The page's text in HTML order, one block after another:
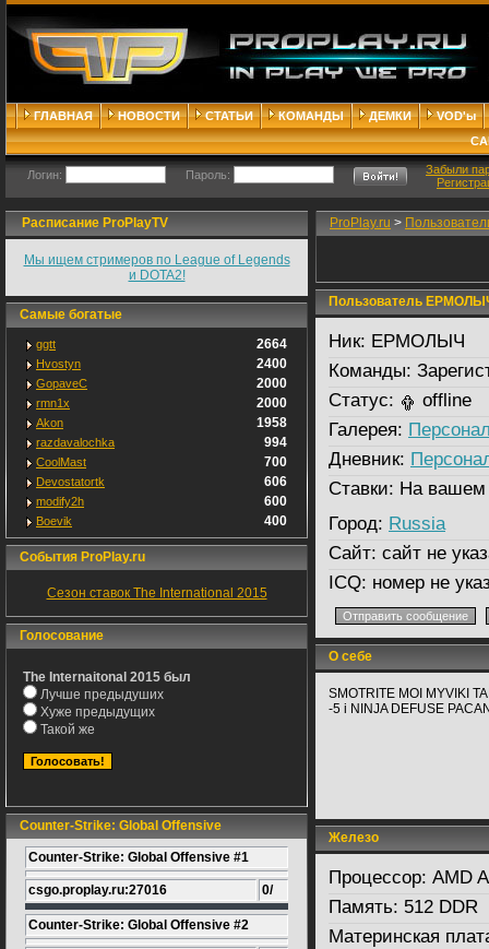
ГЛАВНАЯ НОВОСТИ СТАТЬИ КОМАНДЫ ДЕМКИ
VOD'ы
Логин: Пароль:
Забыли
Расписание ProPlayTV
Мы ищем стримеров по League of Legends
и DOTA2!
Самые богатые
ggtt 2664
Hvostyn 2400
GopaveC 2000
rmn1x 2000
Akon 1958
razdavalochka 994
CoolMast 700
Devostatortk 606
modify2h 600
Boevik 400
События ProPlay.ru
Сезон ставок The International 2015
Голосование
The Internaitonal 2015 был
Лучше предыдуших
Хуже предыдущих
Такой же
Counter-Strike: Global Offensive
Counter-Strike: Global Offensive #1
csgo.proplay.ru:27016 0/
Counter-Strike: Global Offensive #2
ProPlay.ru >
Пользователь
Ник: ЕРМОЛЫЧ
Команды:
Статус:
offline
Галерея:
Дневник:
Ставки: На вашем
Город: Russia
Сайт: сайт не
ICQ: номер не
О себе
SMOTRITE MOI MYVIKI
-5 i NINJA DEFUSE
Железо
Процессор: AMD
Память: 512 DDR
Материнская